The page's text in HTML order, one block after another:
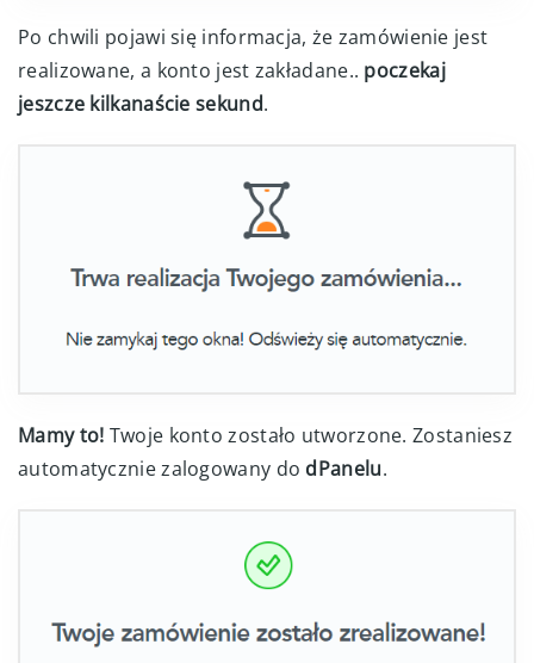
Po chwili pojawi się informacja, że zamówienie jest
realizowane, a konto jest zakładane.. poczekaj
jeszcze kilkanaście sekund.
Mamy to! Twoje konto zostało utworzone. Zostaniesz
automatycznie zalogowany do dPanelu.